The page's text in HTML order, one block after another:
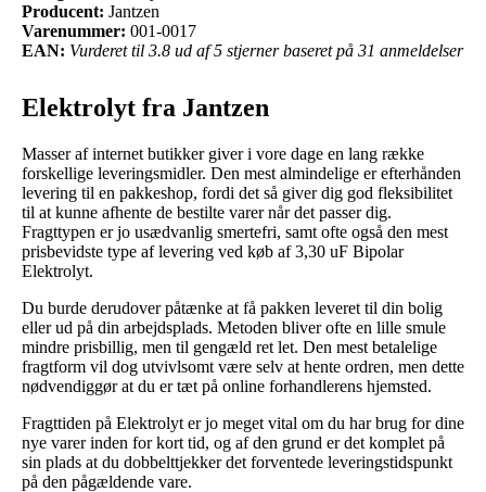
Producent: Jantzen
Varenummer: 001-0017
EAN: Vurderet til 3.8 ud af 5 stjerner baseret på 31 anmeldelser
Elektrolyt fra Jantzen
Masser af internet butikker giver i vore dage en lang række
forskellige leveringsmidler. Den mest almindelige er efterhånden
levering til en pakkeshop, fordi det så giver dig god fleksibilitet
til at kunne afhente de bestilte varer når det passer dig.
Fragttypen er jo usædvanlig smertefri, samt ofte også den mest
prisbevidste type af levering ved køb af 3,30 uF Bipolar
Elektrolyt.
Du burde derudover påtænke at få pakken leveret til din bolig
eller ud på din arbejdsplads. Metoden bliver ofte en lille smule
mindre prisbillig, men til gengæld ret let. Den mest betalelige
fragtform vil dog utvivlsomt være selv at hente ordren, men dette
nødvendiggør at du er tæt på online forhandlerens hjemsted.
Fragttiden på Elektrolyt er jo meget vital om du har brug for dine
nye varer inden for kort tid, og af den grund er det komplet på
sin plads at du dobbelttjekker det forventede leveringstidspunkt
på den pågældende vare.